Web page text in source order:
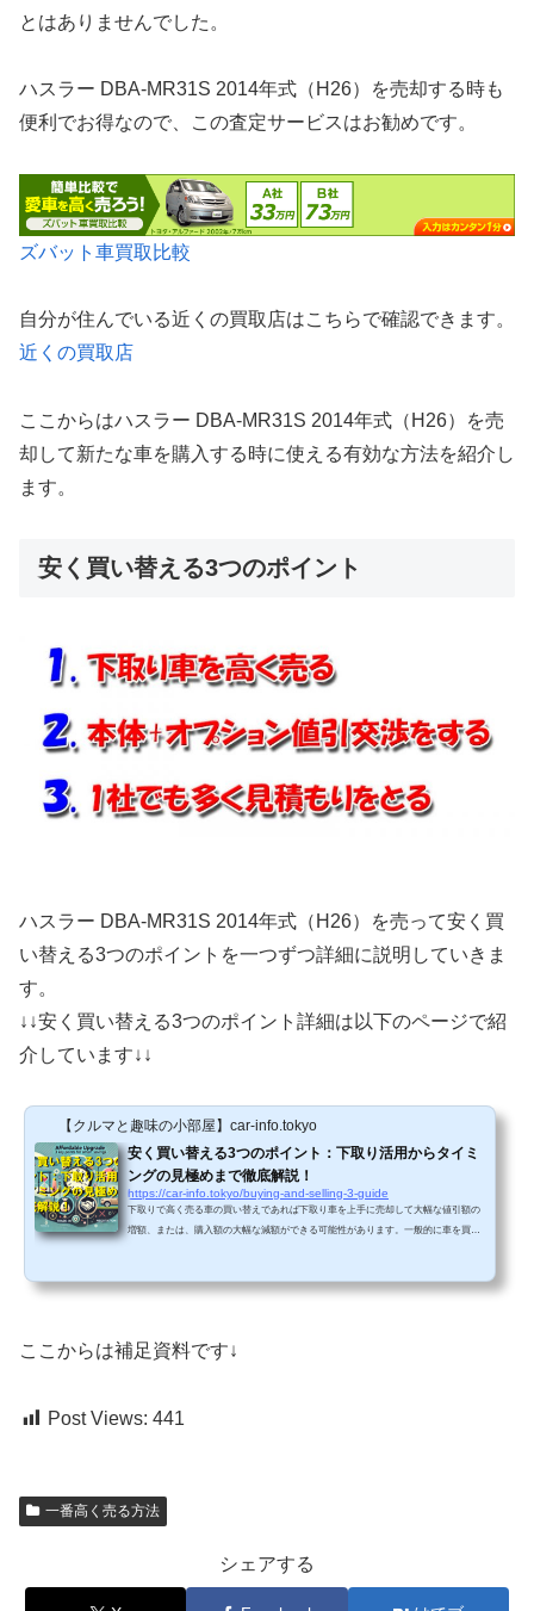
とはありませんでした。
ハスラー DBA-MR31S 2014年式（H26）を売却する時も
便利でお得なので、この査定サービスはお勧めです。
ズバット車買取比較
自分が住んでいる近くの買取店はこちらで確認できます。
近くの買取店
ここからはハスラー DBA-MR31S 2014年式（H26）を売
却して新たな車を購入する時に使える有効な方法を紹介し
ます。
安く買い替える3つのポイント
ハスラー DBA-MR31S 2014年式（H26）を売って安く買
い替える3つのポイントを一つずつ詳細に説明していきま
す。
↓↓安く買い替える3つのポイント詳細は以下のページで紹
介しています↓↓
【クルマと趣味の小部屋】car-info.tokyo
安く買い替える3つのポイント：下取り活用からタイミ
ングの見極めまで徹底解説！
https://car-info.tokyo/buying-and-selling-3-guide
下取りで高く売る車の買い替えであれば下取り車を上手に売却して大幅な値引額の
増額、または、購入額の大幅な減額ができる可能性があります。一般的に車を買い
複数社で買取査定を行ったらこのような違いがおこります。同じ車なのに3社で比較
ここからは補足資料です↓
Post Views: 441
一番高く売る方法
シェアする